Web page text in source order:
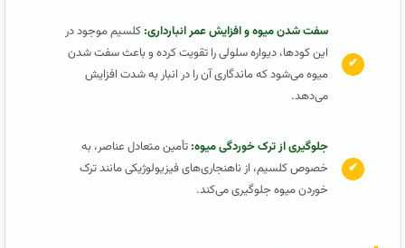
✔
سفت شدن میوه و افزایش عمر انبارداری: کلسیم موجود در
این کودها، دیواره سلولی را تقویت کرده و باعث سفت شدن
میوه می‌شود که ماندگاری آن را در انبار به شدت افزایش
می‌دهد.
✔
جلوگیری از ترک خوردگی میوه: تأمین متعادل عناصر، به
خصوص کلسیم، از ناهنجاری‌های فیزیولوژیکی مانند ترک
خوردن میوه جلوگیری می‌کند.